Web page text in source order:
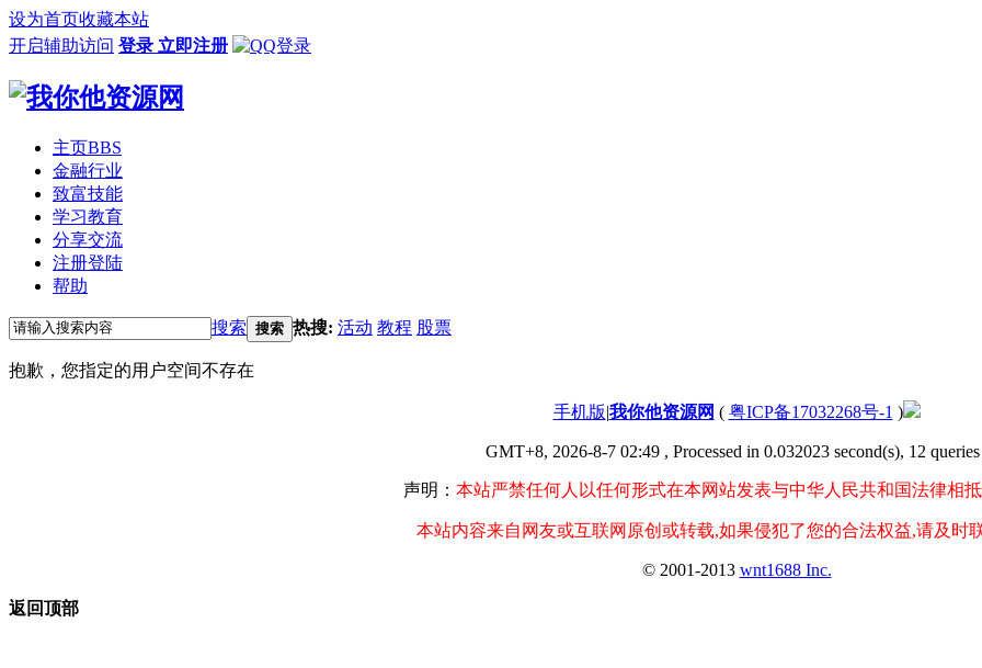
设为首页收藏本站
开启辅助访问 登录 立即注册
主页BBS
金融行业
致富技能
学习教育
分享交流
注册登陆
帮助
搜索 搜索 热搜: 活动 教程 股票
抱歉，您指定的用户空间不存在
手机版|我你他资源网 ( 粤ICP备17032268号-1 )
GMT+8, 2026-8-7 02:49, Processed in 0.032023 second(s), 12 queries
声明： 本站严禁任何人以任何形式在本网站发表与中华人民共和国法律相抵
本站内容来自网友或互联网原创或转载,如果侵犯了您的合法权益,请及时
© 2001-2013 wnt1688 Inc.
返回顶部